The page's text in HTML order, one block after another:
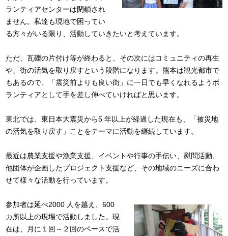
ランティアセンターは閉鎖され
ません。私達も現地で困ってい
る方々がいる限り、活動していきたいと考えています。
ただ、瓦礫の片付け等が終わると、その次にはコミュニティの再生
や、街の活気を取り戻すという段階になります。熊本は観光都市で
もあるので、「震災前よりも良い街」に一日でも早くなれるようボ
ランティアとして手を差し伸べていければと思います。
東北では、東日本大震災から5 年以上が経過した現在も、「被災地
の活気を取り戻す」ことをテーマに活動を継続しています。
最近は農業支援や漁業支援、イベントや行事の手伝い、慰問活動、
他団体が企画したプロジェクト支援など、その地域のニーズに合わ
せて様々な活動を行っています。
参加者は延べ2000 人を越え、600
カ所以上の現場で活動しました。現
在は、月に１回～２回のペースで活